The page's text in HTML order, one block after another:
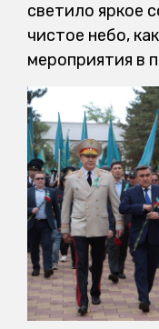
светило яркое
чистое небо,
мероприятия в